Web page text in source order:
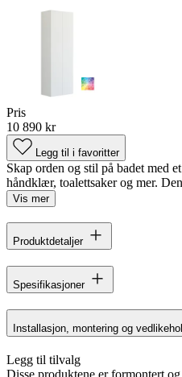
Pris
10 890 kr
Legg til i favoritter
Skap orden og stil på badet med
håndklær, toalettsaker og mer.
Vis mer
Produktdetaljer
Spesifikasjoner
Installasjon, montering og
Legg til tilvalg